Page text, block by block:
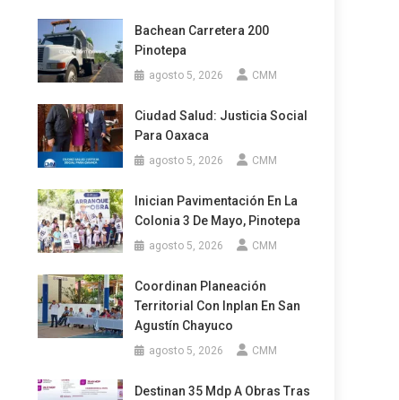
Bachean Carretera 200
Pinotepa
agosto 5, 2026 CMM
Ciudad Salud: Justicia Social
Para Oaxaca
agosto 5, 2026 CMM
Inician Pavimentación En La
Colonia 3 De Mayo, Pinotepa
agosto 5, 2026 CMM
Coordinan Planeación
Territorial Con Inplan En San
Agustín Chayuco
agosto 5, 2026 CMM
Destinan 35 Mdp A Obras Tras